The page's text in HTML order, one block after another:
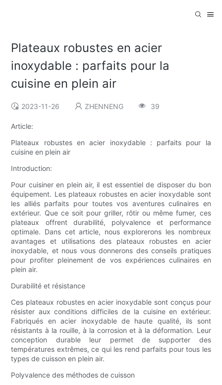
Plateaux robustes en acier
inoxydable : parfaits pour la
cuisine en plein air
2023-11-26 ZHENNENG 39
Article:
Plateaux robustes en acier inoxydable : parfaits pour la
cuisine en plein air
Introduction:
Pour cuisiner en plein air, il est essentiel de disposer du bon
équipement. Les plateaux robustes en acier inoxydable sont
les alliés parfaits pour toutes vos aventures culinaires en
extérieur. Que ce soit pour griller, rôtir ou même fumer, ces
plateaux offrent durabilité, polyvalence et performance
optimale. Dans cet article, nous explorerons les nombreux
avantages et utilisations des plateaux robustes en acier
inoxydable, et nous vous donnerons des conseils pratiques
pour profiter pleinement de vos expériences culinaires en
plein air.
Durabilité et résistance
Ces plateaux robustes en acier inoxydable sont conçus pour
résister aux conditions difficiles de la cuisine en extérieur.
Fabriqués en acier inoxydable de haute qualité, ils sont
résistants à la rouille, à la corrosion et à la déformation. Leur
conception durable leur permet de supporter des
températures extrêmes, ce qui les rend parfaits pour tous les
types de cuisson en plein air.
Polyvalence des méthodes de cuisson